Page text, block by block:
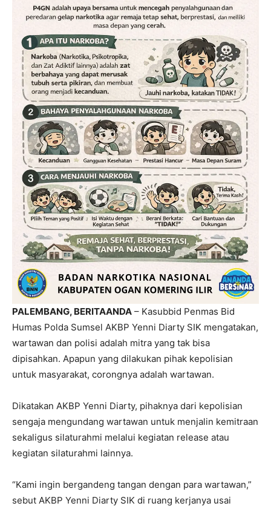
PALEMBANG, BERITAANDA – Kasubbid Penmas Bid
Humas Polda Sumsel AKBP Yenni Diarty SIK mengatakan,
wartawan dan polisi adalah mitra yang tak bisa
dipisahkan. Apapun yang dilakukan pihak kepolisian
untuk masyarakat, corongnya adalah wartawan.
Dikatakan AKBP Yenni Diarty, pihaknya dari kepolisian
sengaja mengundang wartawan untuk menjalin kemitraan
sekaligus silaturahmi melalui kegiatan release atau
kegiatan silaturahmi lainnya.
“Kami ingin bergandeng tangan dengan para wartawan,”
sebut AKBP Yenni Diarty SIK di ruang kerjanya usai